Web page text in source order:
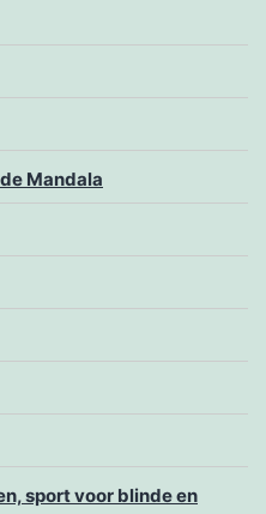
Mandala
sport voor blinde en